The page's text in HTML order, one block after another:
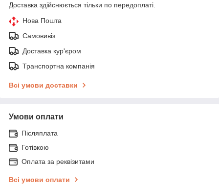
Доставка здійснюється тільки по передоплаті.
Нова Пошта
Самовивіз
Доставка кур'єром
Транспортна компанія
Всі умови доставки
Умови оплати
Післяплата
Готівкою
Оплата за реквізитами
Всі умови оплати